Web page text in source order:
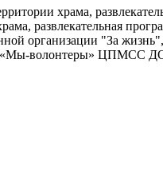
храма,
развлекательная
организации "За
«Мы-волонтеры» ЦПМСС